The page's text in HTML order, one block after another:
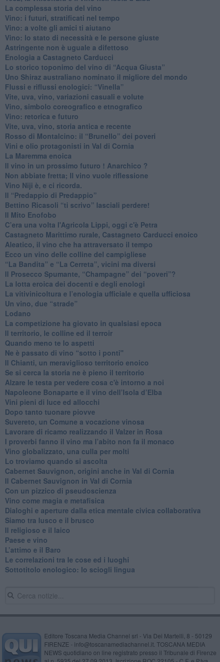
​La complessa storia del vino
​Vino: i futuri, stratificati nel tempo
Vino: a volte gli amici ti aiutano
Vino: lo stato di necessità e le persone giuste
​Astringente non è uguale a difettoso
Enologia a Castagneto Carducci
Lo storico toponimo del vino di “Acqua Giusta”
Uno Shiraz australiano nominato il migliore del mondo
​Flussi e riflussi enologici: “Vinella”
Vite, uva, vino, variazioni casuali e volute
Vino, simbolo coreografico e etnografico
​Vino: retorica e futuro
​Vite, uva, vino, storia antica e recente
​Rosso di Montalcino: il “Brunello” dei poveri
Vini e olio protagonisti in Val di Cornia
​La Maremma enoica
Il vino in un prossimo futuro ! Anarchico ?
​Non abbiate fretta; Il vino vuole riflessione
​Vino Niji è, e ci ricorda.
Il “Predappio di Predappio”
Bettino Ricasoli “ti scrivo” lasciali perdere!
Il Mito Enofobo
​C’era una volta l'Agricola Lippi, oggi c'è Petra
​Castagneto Marittimo rurale, Castagneto Carducci enoico
Aleatico, il vino che ha attraversato il tempo
Ecco un vino delle colline del campigliese
“La Bandita” e “La Cerreta”, vicini ma diversi
​Il Prosecco Spumante, “Champagne” dei “poveri”?
​La lotta eroica dei docenti e degli enologi
​La vitivinicoltura e l’enologia ufficiale e quella ufficiosa
​Un vino, due “strade”
Lodano
​La competizione ha giovato in qualsiasi epoca
Il territorio, le colline ed il terroir
Quando meno te lo aspetti
​Ne è passato di vino “sotto i ponti"
​Il Chianti, un meraviglioso territorio enoico
​Se si cerca la storia ne è pieno il territorio
Alzare le testa per vedere cosa c'è intorno a noi
​Napoleone Bonaparte e il vino dell’Isola d’Elba
Vini pieni di luce ed allocchi
Dopo tanto tuonare piovve
Suvereto, un Comune a vocazione vinosa
Lavorare di ricamo realizzando il Valzer in Rosa
​I proverbi fanno il vino ma l’abito non fa il monaco
Vino globalizzato, una culla per molti
Lo troviamo quando si ascolta
Cabernet Sauvignon, origini anche in Val di Cornia
Il Cabernet Sauvignon in Val di Cornia
Con un pizzico di pseudoscienza
​Vino come magia e metafisica
Dialoghi e aperture dalla etica mentale civica collaborativa
Siamo tra lusco e il brusco
Il religioso e il laico
​Paese e vino
L’attimo e il Baro
Le correlazioni tra le cose ed i luoghi
​Sottotitolo enologico: lo sciogli lingua
Editore Toscana Media Channel srl - Via Dei Martelli, 8 - 50129
FIRENZE - info@toscanamediachannel.it. TOSCANA MEDIA
NEWS quotidiano on line registrato presso il Tribunale di Firenze